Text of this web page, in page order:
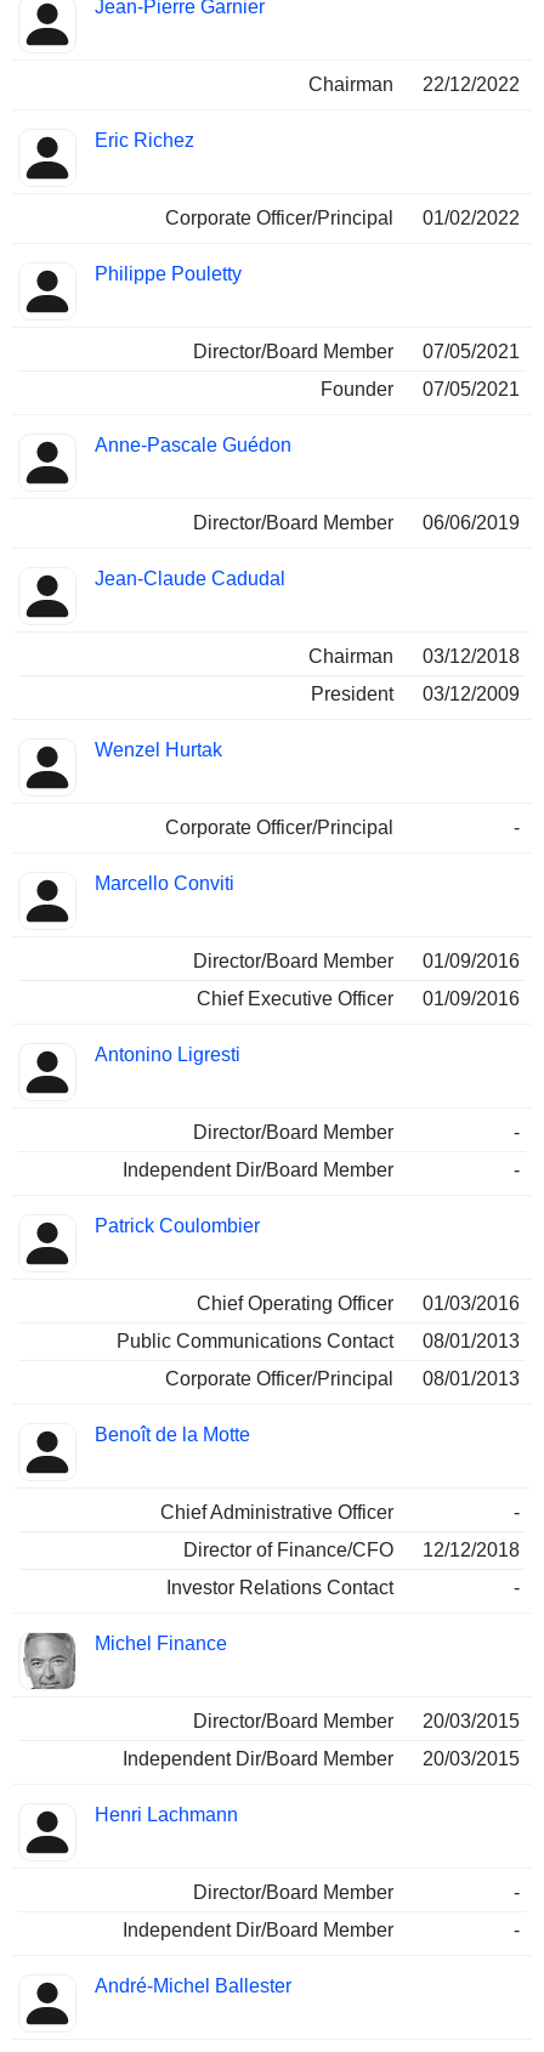
Jean-Pierre Garnier
Chairman 22/12/2022
Eric Richez
Corporate Officer/Principal 01/02/2022
Philippe Pouletty
Director/Board Member
07/05/2021
Founder
07/05/2021
Anne-Pascale Guédon
Director/Board Member 06/06/2019
Jean-Claude Cadudal
Chairman
03/12/2018
President
03/12/2009
Wenzel Hurtak
Corporate Officer/Principal -
Marcello Conviti
Director/Board Member
01/09/2016
Chief Executive Officer
01/09/2016
Antonino Ligresti
Director/Board Member
-
Independent Dir/Board Member
-
Patrick Coulombier
Chief Operating Officer
01/03/2016
Public Communications Contact
08/01/2013
Corporate Officer/Principal
08/01/2013
Benoît de la Motte
Chief Administrative Officer
-
Director of Finance/CFO
12/12/2018
Investor Relations Contact
-
Michel Finance
Director/Board Member
20/03/2015
Independent Dir/Board Member
20/03/2015
Henri Lachmann
Director/Board Member
-
Independent Dir/Board Member
-
André-Michel Ballester